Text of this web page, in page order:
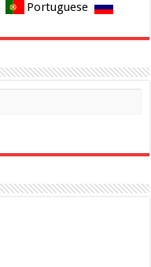
Portuguese